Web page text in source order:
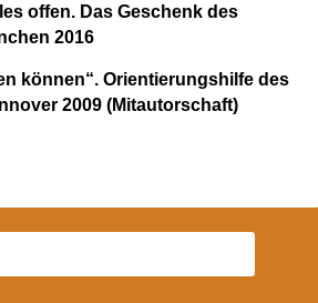
offen. Das Geschenk des
2016
können“. Orientierungshilfe des
2009 (Mitautorschaft)